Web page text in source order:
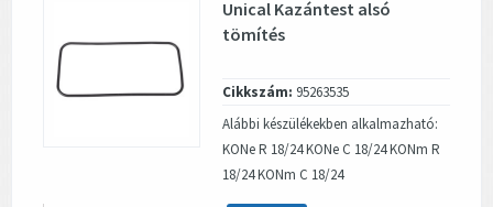
Unical Kazántest alsó
tömítés
Cikkszám: 95263535
Alábbi készülékekben alkalmazható:
KONe R 18/24 KONe C 18/24 KONm R
18/24 KONm C 18/24